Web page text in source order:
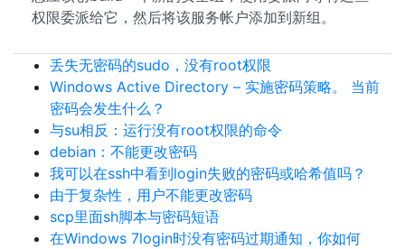
权限委派给它，然后将该服务帐户添加到新组。
丢失无密码的sudo，没有root权限
Windows Active Directory – 实施密码策略。 当前
密码会发生什么？
与su相反：运行没有root权限的命令
debian：不能更改密码
我可以在ssh中看到login失败的密码或哈希值吗？
由于复杂性，用户不能更改密码
scp里面sh脚本与密码短语
在Windows 7login时没有密码过期通知，你如何